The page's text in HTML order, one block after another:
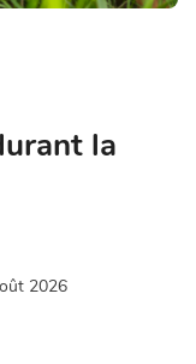
la
2026